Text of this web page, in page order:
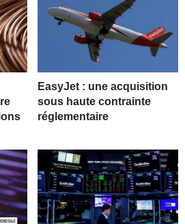
EasyJet : une acquisition
sous haute contrainte
réglementaire